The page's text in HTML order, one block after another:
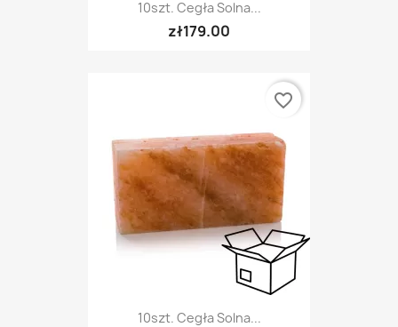
10szt. Cegła Solna...
zł179.00
10szt. Cegła Solna...
favorite_border